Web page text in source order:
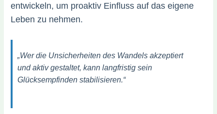
entwickeln, um proaktiv Einfluss auf das eigene
Leben zu nehmen.
„Wer die Unsicherheiten des Wandels akzeptiert
und aktiv gestaltet, kann langfristig sein
Glücksempfinden stabilisieren.“